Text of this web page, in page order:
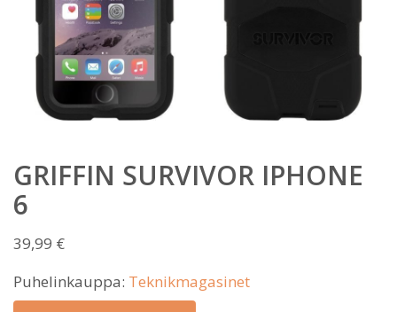
GRIFFIN SURVIVOR IPHONE
6
39,99 €
Puhelinkauppa: Teknikmagasinet